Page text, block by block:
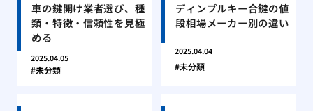
車の鍵開け業者選び、種
類・特徴・信頼性を見極
める
2025.04.05
未分類
ディンプルキー合鍵の値
段相場メーカー別の違い
2025.04.04
未分類